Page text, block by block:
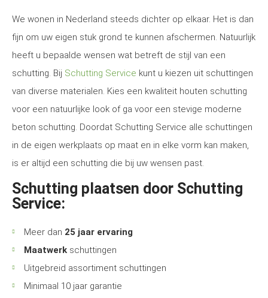
We wonen in Nederland steeds dichter op elkaar. Het is dan
fijn om uw eigen stuk grond te kunnen afschermen. Natuurlijk
heeft u bepaalde wensen wat betreft de stijl van een
schutting. Bij Schutting Service kunt u kiezen uit schuttingen
van diverse materialen. Kies een kwaliteit houten schutting
voor een natuurlijke look of ga voor een stevige moderne
beton schutting. Doordat Schutting Service alle schuttingen
in de eigen werkplaats op maat en in elke vorm kan maken,
is er altijd een schutting die bij uw wensen past.
Schutting plaatsen door Schutting
Service:
Meer dan 25 jaar ervaring
Maatwerk schuttingen
Uitgebreid assortiment schuttingen
Minimaal 10 jaar garantie